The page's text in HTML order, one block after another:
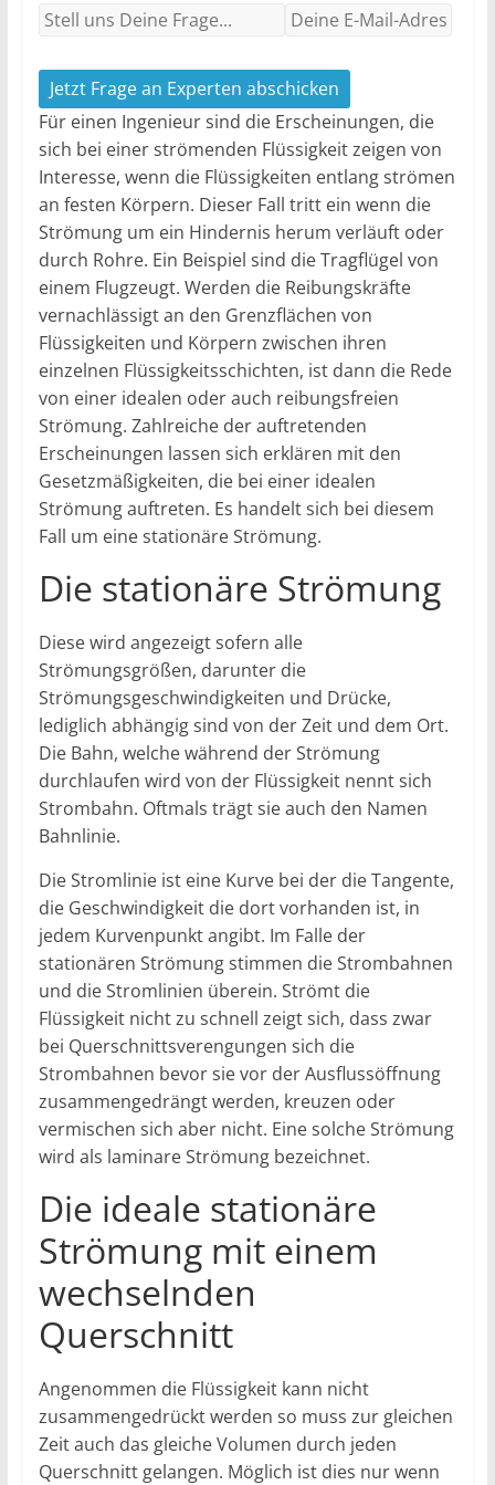
Jetzt Frage an Experten abschicken
Für einen Ingenieur sind die Erscheinungen, die
sich bei einer strömenden Flüssigkeit zeigen von
Interesse, wenn die Flüssigkeiten entlang strömen
an festen Körpern. Dieser Fall tritt ein wenn die
Strömung um ein Hindernis herum verläuft oder
durch Rohre. Ein Beispiel sind die Tragflügel von
einem Flugzeugt. Werden die Reibungskräfte
vernachlässigt an den Grenzflächen von
Flüssigkeiten und Körpern zwischen ihren
einzelnen Flüssigkeitsschichten, ist dann die Rede
von einer idealen oder auch reibungsfreien
Strömung. Zahlreiche der auftretenden
Erscheinungen lassen sich erklären mit den
Gesetzmäßigkeiten, die bei einer idealen
Strömung auftreten. Es handelt sich bei diesem
Fall um eine stationäre Strömung.
Die stationäre Strömung
Diese wird angezeigt sofern alle
Strömungsgrößen, darunter die
Strömungsgeschwindigkeiten und Drücke,
lediglich abhängig sind von der Zeit und dem Ort.
Die Bahn, welche während der Strömung
durchlaufen wird von der Flüssigkeit nennt sich
Strombahn. Oftmals trägt sie auch den Namen
Bahnlinie.
Die Stromlinie ist eine Kurve bei der die Tangente,
die Geschwindigkeit die dort vorhanden ist, in
jedem Kurvenpunkt angibt. Im Falle der
stationären Strömung stimmen die Strombahnen
und die Stromlinien überein. Strömt die
Flüssigkeit nicht zu schnell zeigt sich, dass zwar
bei Querschnittsverengungen sich die
Strombahnen bevor sie vor der Ausflussöffnung
zusammengedrängt werden, kreuzen oder
vermischen sich aber nicht. Eine solche Strömung
wird als laminare Strömung bezeichnet.
Die ideale stationäre
Strömung mit einem
wechselnden
Querschnitt
Angenommen die Flüssigkeit kann nicht
zusammengedrückt werden so muss zur gleichen
Zeit auch das gleiche Volumen durch jeden
Querschnitt gelangen. Möglich ist dies nur wenn